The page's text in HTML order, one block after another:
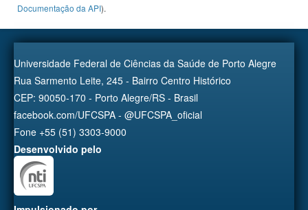
Documentação da API).
Universidade Federal de Ciências da Saúde de Porto Alegre
Rua Sarmento Leite, 245 - Bairro Centro Histórico
CEP: 90050-170 - Porto Alegre/RS - Brasil
facebook.com/UFCSPA - @UFCSPA_oficial
Fone +55 (51) 3303-9000
Desenvolvido pelo